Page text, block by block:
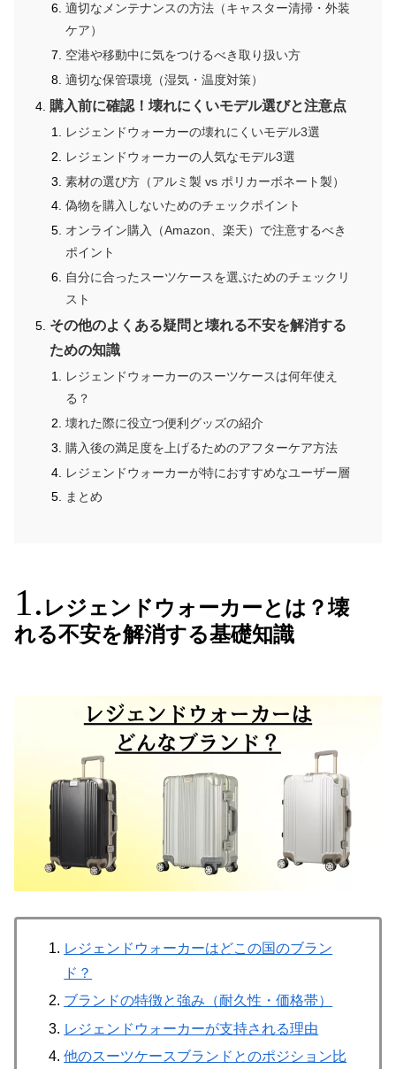
適切なメンテナンスの方法（キャスター清掃・外装
ケア）
空港や移動中に気をつけるべき取り扱い方
適切な保管環境（湿気・温度対策）
購入前に確認！壊れにくいモデル選びと注意点
レジェンドウォーカーの壊れにくいモデル3選
レジェンドウォーカーの人気なモデル3選
素材の選び方（アルミ製 vs ポリカーボネート製）
偽物を購入しないためのチェックポイント
オンライン購入（Amazon、楽天）で注意するべき
ポイント
自分に合ったスーツケースを選ぶためのチェックリ
スト
その他のよくある疑問と壊れる不安を解消する
ための知識
レジェンドウォーカーのスーツケースは何年使え
る？
壊れた際に役立つ便利グッズの紹介
購入後の満足度を上げるためのアフターケア方法
レジェンドウォーカーが特におすすめなユーザー層
まとめ
レジェンドウォーカーとは？壊
れる不安を解消する基礎知識
レジェンドウォーカーはどこの国のブラン
ド？
ブランドの特徴と強み（耐久性・価格帯）
レジェンドウォーカーが支持される理由
他のスーツケースブランドとのポジション比